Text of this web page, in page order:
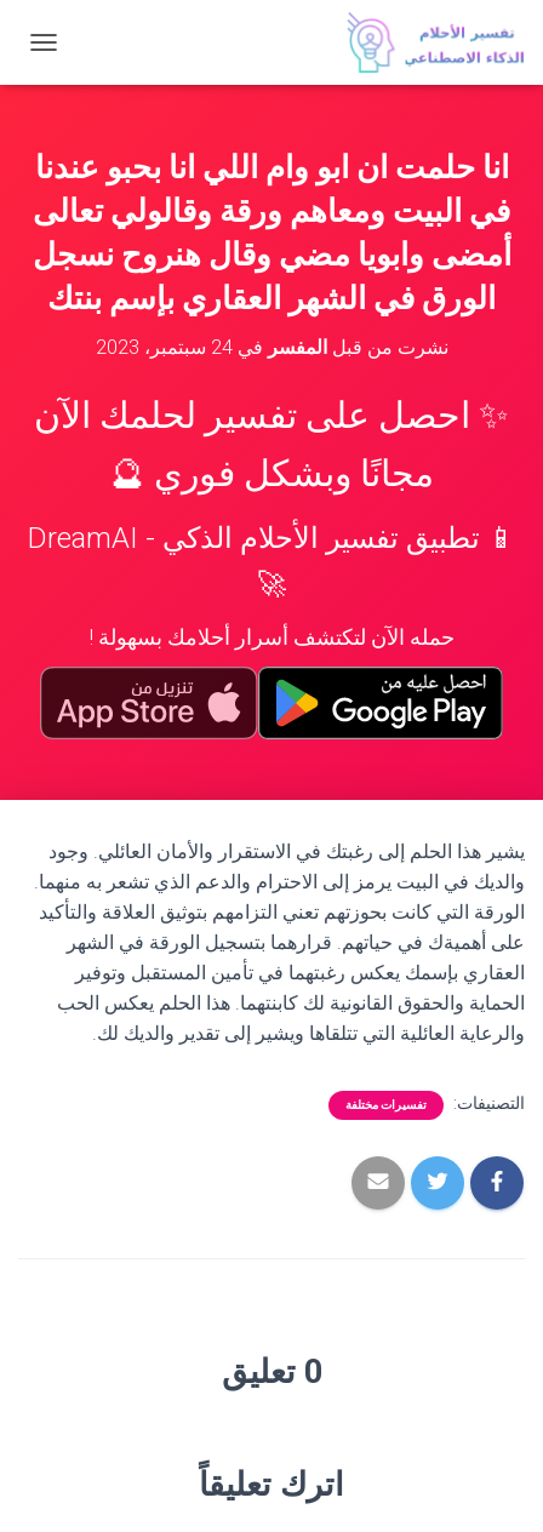
ب
ل
ا
ت
ق
انا حلمت ان ابو وام اللي انا بحبو عندنا
في البيت ومعاهم ورقة وقالولي تعالى
أمضى وابويا مضي وقال هنروح نسجل
الورق في الشهر العقاري بإسم بنتك
نشرت من قبلالمفسر في24 سبتمبر، 2023
✨ احصل على تفسير لحلمك الآن
مجانًا وبشكل فوري 🔮
📱 تطبيق تفسير الأحلام الذكي - DreamAI
🚀
حمله الآن لتكتشف أسرار أحلامك بسهولة !
يشير هذا الحلم إلى رغبتك في الاستقرار والأمان العائلي. وجود
والديك في البيت يرمز إلى الاحترام والدعم الذي تشعر به منهما.
الورقة التي كانت بحوزتهم تعني التزامهم بتوثيق العلاقة والتأكيد
على أهميةك في حياتهم. قرارهما بتسجيل الورقة في الشهر
العقاري بإسمك يعكس رغبتهما في تأمين المستقبل وتوفير
الحماية والحقوق القانونية لك كابنتهما. هذا الحلم يعكس الحب
والرعاية العائلية التي تتلقاها ويشير إلى تقدير والديك لك.
التصنيفات: تفسيرات مختلفة
0 تعليق
اترك تعليقاً